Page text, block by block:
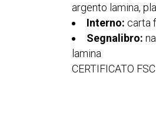
argento lamina,
Interno: carta
Segnalibro:
lamina
CERTIFICATO FSC